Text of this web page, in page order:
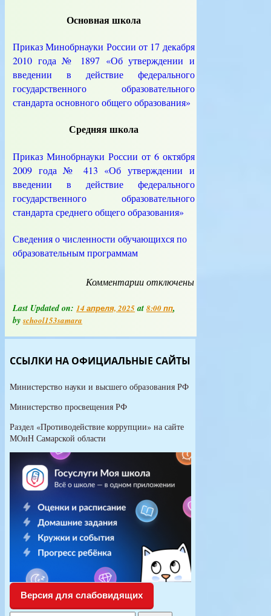
Основная школа
Приказ Минобрнауки России от 17 декабря
2010 года № 1897 «Об утверждении и
введении в действие федерального
государственного образовательного
стандарта основного общего образования»
Средняя школа
Приказ Минобрнауки России от 6 октября
2009 года № 413 «Об утверждении и
введении в действие федерального
государственного образовательного
стандарта среднего общего образования»
Сведения о численности обучающихся по
образовательным программам
Комментариик
Образовательные
отключены
Last Updated on: 14 апреля, 2025at 8:00 пп,
byschool153samara
ССЫЛКИ НА ОФИЦИАЛЬНЫЕ САЙТЫ
Министерство науки и высшего образования РФ
Министерство просвещения РФ
Раздел «Противодействие коррупции» на сайте
МОиН Самарской области
Версия для слабовидящих